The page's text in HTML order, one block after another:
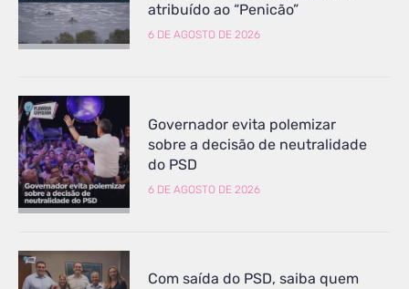
atribuído ao “Penicão”
6 DE AGOSTO DE 2026
Governador evita polemizar
sobre a decisão de neutralidade
do PSD
6 DE AGOSTO DE 2026
Com saída do PSD, saiba quem